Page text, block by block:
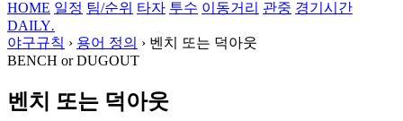
HOME 일정 팀/순위 타자 투수 이동거리 관중 경기시간
DAILY.
야구규칙 › 용어 정의 › 벤치 또는 덕아웃
BENCH or DUGOUT
벤치 또는 덕아웃